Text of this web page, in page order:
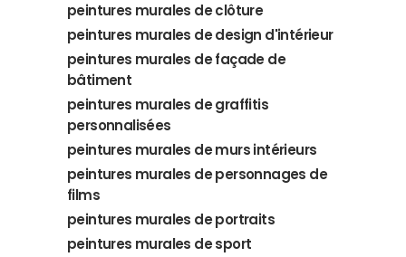
peintures murales de clôture
peintures murales de design d'intérieur
peintures murales de façade de
bâtiment
peintures murales de graffitis
personnalisées
peintures murales de murs intérieurs
peintures murales de personnages de
films
peintures murales de portraits
peintures murales de sport